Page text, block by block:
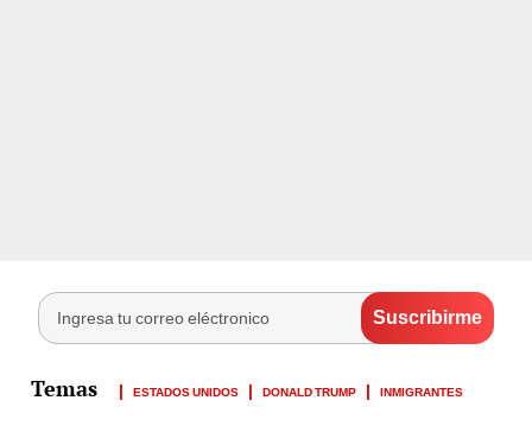
ESTADOS UNIDOS DONALD TRUMP INMIGRANTES